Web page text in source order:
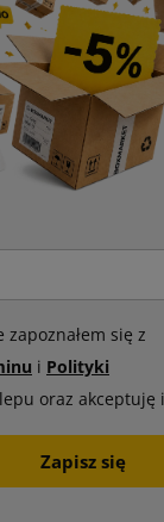
zapoznałem się z
i Polityki
oraz akceptuję